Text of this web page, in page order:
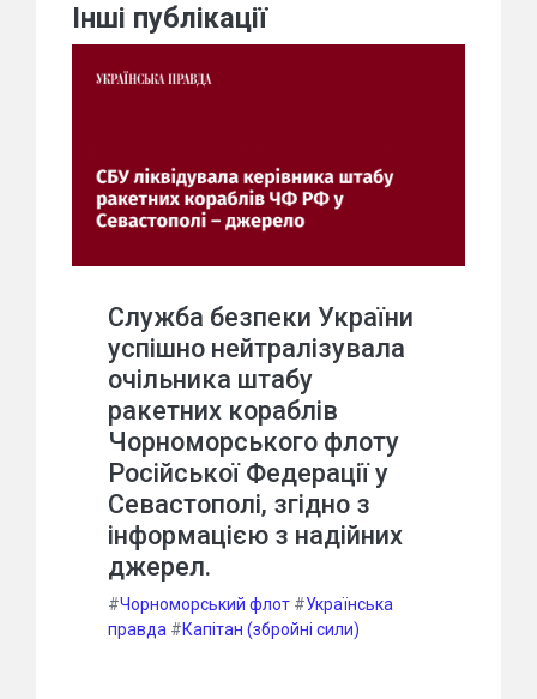
Інші публікації
Служба безпеки України
успішно нейтралізувала
очільника штабу
ракетних кораблів
Чорноморського флоту
Російської Федерації у
Севастополі, згідно з
інформацією з надійних
джерел.
#Чорноморський флот #Українська
правда #Капітан (збройні сили)